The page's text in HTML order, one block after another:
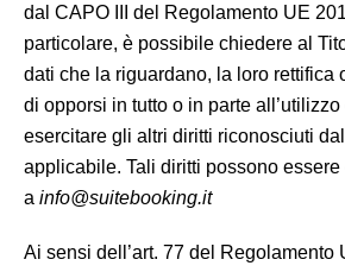
dal CAPO III del Regolamento UE
particolare, è possibile chiedere al
dati che la riguardano, la loro rettifica
di opporsi in tutto o in parte
esercitare gli altri diritti riconosciuti
applicabile. Tali diritti possono
a info@suitebooking.it
Ai sensi dell’art. 77 del Regolamento